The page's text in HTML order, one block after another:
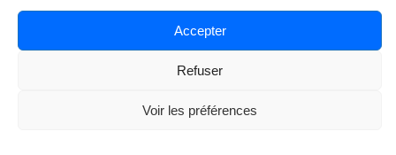
Accepter
Refuser
Voir les préférences
Politique de confidentialité